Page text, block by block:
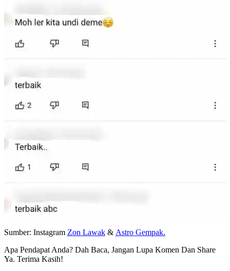
Sumber: Instagram Zon Lawak & Astro Gempak.
Apa Pendapat Anda? Dah Baca, Jangan Lupa Komen Dan Share
Ya. Terima Kasih!